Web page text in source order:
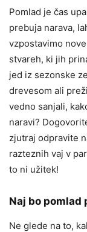
Pomlad je čas
prebuja narava,
vzpostavimo
stvareh, ki jih
jed iz sezonske
drevesom ali
vedno sanjali,
naravi?
zjutraj odpravite
razteznih vaj v
to ni užitek!
Naj bo pomlad
Ne glede na to,